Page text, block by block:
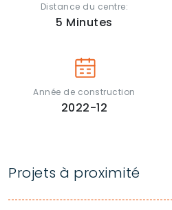
Distance du centre:
5 Minutes
Année de construction
2022-12
Projets à proximité